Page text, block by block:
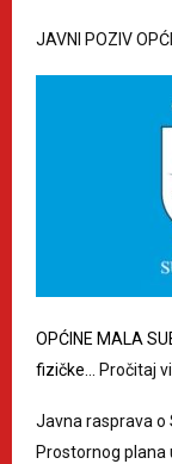
JAVNI POZIV
OPĆINE MALA
fizičke… Pročitaj
Javna rasprava o
Prostornog plana